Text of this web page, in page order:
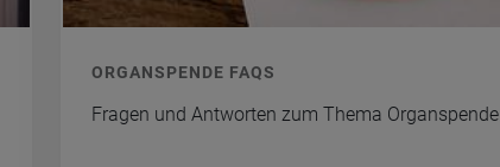
OR­GAN­SPEN­DE FAQS
Fra­gen und Ant­wor­ten zum Thema Or­gan­spen­de